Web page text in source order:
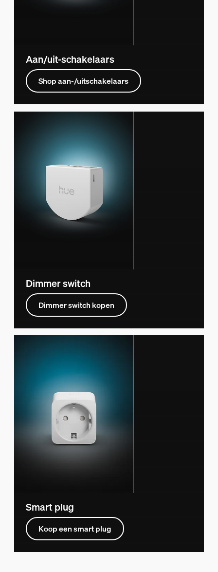
Aan/uit-schakelaars
Shop aan-/uitschakelaars
Dimmer switch
Dimmer switch kopen
Smart plug
Koop een smart plug